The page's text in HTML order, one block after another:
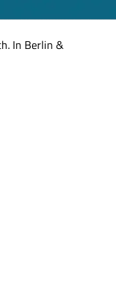
In Berlin &